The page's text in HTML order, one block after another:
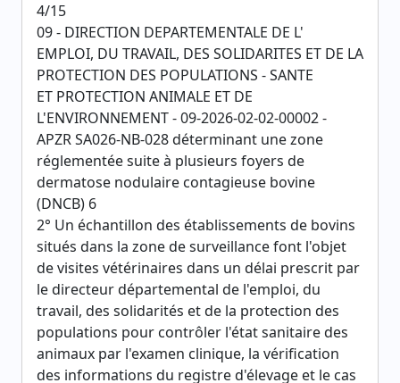
4/15
09 - DIRECTION DEPARTEMENTALE DE L'
EMPLOI, DU TRAVAIL, DES SOLIDARITES ET DE LA
PROTECTION DES POPULATIONS - SANTE
ET PROTECTION ANIMALE ET DE
L'ENVIRONNEMENT - 09-2026-02-02-00002 -
APZR SA026-NB-028 déterminant une zone
réglementée suite à plusieurs foyers de
dermatose nodulaire contagieuse bovine
(DNCB) 6
2° Un échantillon des établissements de bovins
situés dans la zone de surveillance font l'objet
de visites vétérinaires dans un délai prescrit par
le directeur départemental de l'emploi, du
travail, des solidarités et de la protection des
populations pour contrôler l'état sanitaire des
animaux par l'examen clinique, la vérification
des informations du registre d'élevage et le cas